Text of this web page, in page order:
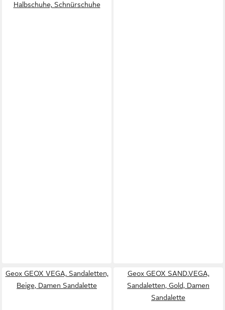
Halbschuhe, Schnürschuhe
Geox GEOX VEGA, Sandaletten,
Beige, Damen Sandalette
Geox GEOX SAND.VEGA,
Sandaletten, Gold, Damen
Sandalette